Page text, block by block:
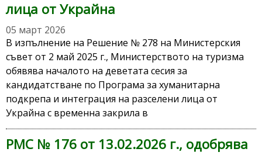
лица от Украйна
05 март 2026
В изпълнение на Решение № 278 на Министерския
съвет от 2 май 2025 г., Министерството на туризма
обявява началото на деветата сесия за
кандидатстване по Програма за хуманитарна
подкрепа и интеграция на разселени лица от
Украйна с временна закрила в
РМС № 176 от 13.02.2026 г., одобрява